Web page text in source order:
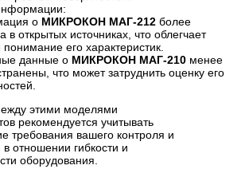
о МИКРОКОН МАГ-212 более
в открытых источниках, что облегчает
его характеристик.
данные о МИКРОКОН МАГ-210 менее
что может затруднить оценку его
этими моделями
рекомендуется учитывать
требования вашего контроля и
отношении гибкости и
оборудования.